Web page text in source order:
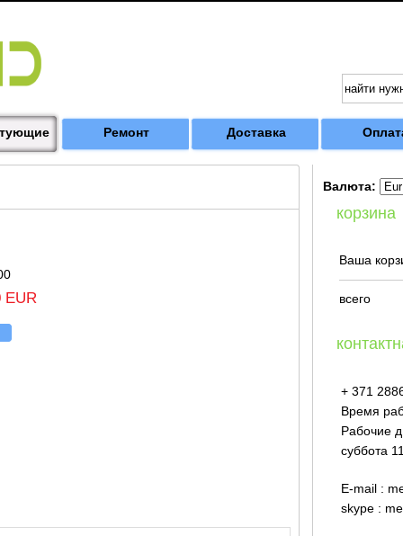
Ремонт Доставка
EUR
Валюта:
корзина
Ваша
всего
+ 371
Время
Рабочие
суббота
E-mail :
skype :